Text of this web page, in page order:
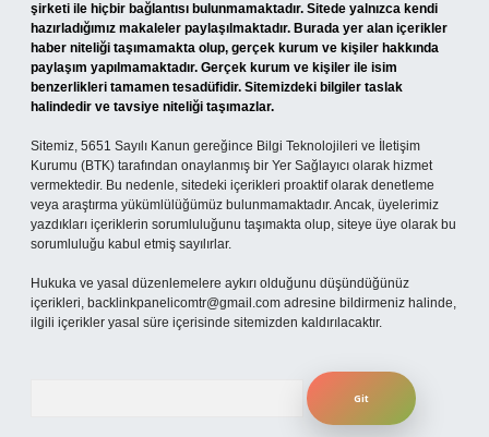
şirketi ile hiçbir bağlantısı bulunmamaktadır. Sitede yalnızca kendi
hazırladığımız makaleler paylaşılmaktadır. Burada yer alan içerikler
haber niteliği taşımamakta olup, gerçek kurum ve kişiler hakkında
paylaşım yapılmamaktadır. Gerçek kurum ve kişiler ile isim
benzerlikleri tamamen tesadüfidir. Sitemizdeki bilgiler taslak
halindedir ve tavsiye niteliği taşımazlar.
Sitemiz, 5651 Sayılı Kanun gereğince Bilgi Teknolojileri ve İletişim
Kurumu (BTK) tarafından onaylanmış bir Yer Sağlayıcı olarak hizmet
vermektedir. Bu nedenle, sitedeki içerikleri proaktif olarak denetleme
veya araştırma yükümlülüğümüz bulunmamaktadır. Ancak, üyelerimiz
yazdıkları içeriklerin sorumluluğunu taşımakta olup, siteye üye olarak bu
sorumluluğu kabul etmiş sayılırlar.
Hukuka ve yasal düzenlemelere aykırı olduğunu düşündüğünüz
içerikleri, backlinkpanelicomtr@gmail.com adresine bildirmeniz halinde,
ilgili içerikler yasal süre içerisinde sitemizden kaldırılacaktır.